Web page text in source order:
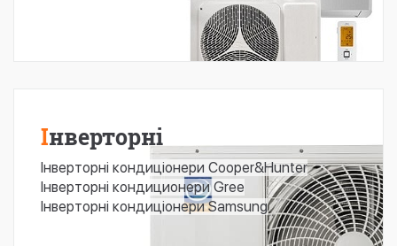
Інверторні
Інверторні кондиціонери Cooper&Hunter
Інверторні кондиционери Gree
Інверторні кондиціонери Samsung